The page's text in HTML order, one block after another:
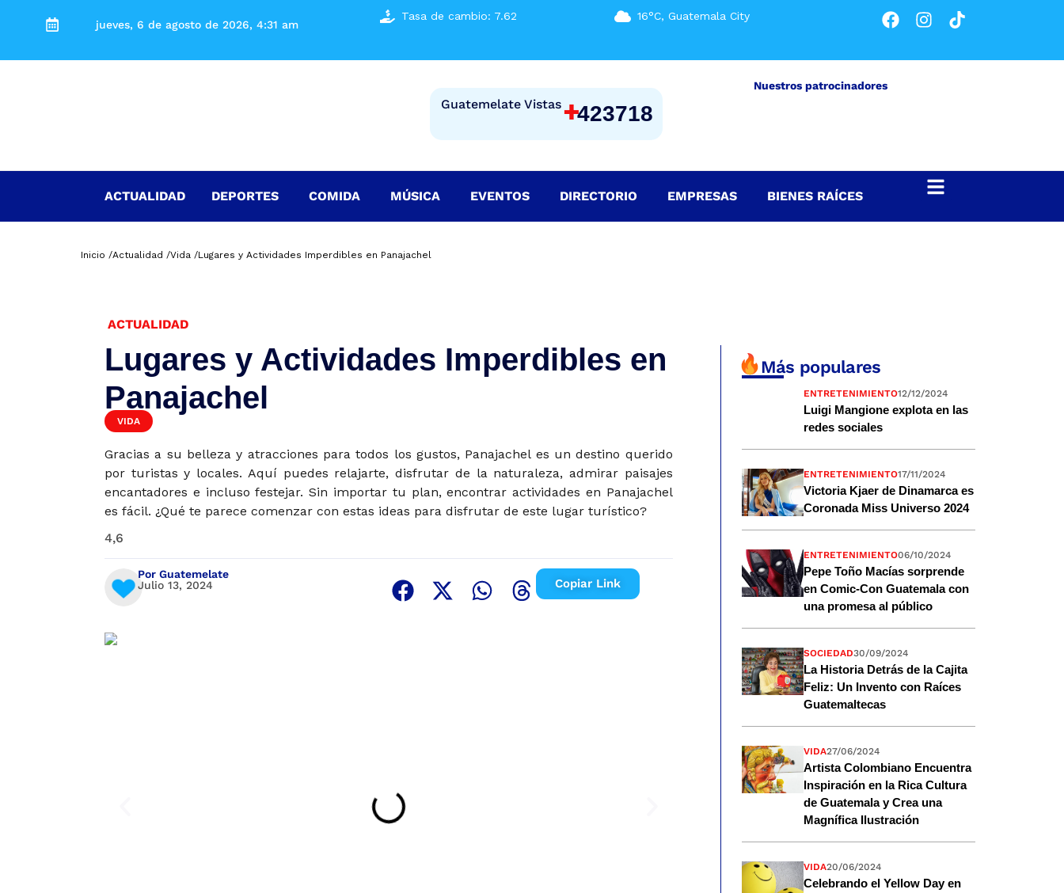
jueves, 6 de agosto de 2026, 4:31 am
Tasa de cambio: 7.62 16°C, Guatemala City
Guatemelate Vistas +423718
Nuestros patrocinadores
ACTUALIDAD DEPORTES COMIDA MÚSICA EVENTOS DIRECTORIO EMPRESAS BIENES RAÍCES
Inicio /Actualidad /Vida /Lugares y Actividades Imperdibles en Panajachel
ACTUALIDAD
Lugares y Actividades Imperdibles en
Panajachel
VIDA
Gracias a su belleza y atracciones para todos los gustos, Panajachel es un destino querido
por turistas y locales. Aquí puedes relajarte, disfrutar de la naturaleza, admirar paisajes
encantadores e incluso festejar. Sin importar tu plan, encontrar actividades en Panajachel
es fácil. ¿Qué te parece comenzar con estas ideas para disfrutar de este lugar turístico?
4,6
Por Guatemelate
Julio 13, 2024
Copiar Link
Más populares
ENTRETENIMIENTO12/12/2024
Luigi Mangione explota en las
redes sociales
ENTRETENIMIENTO17/11/2024
Victoria Kjaer de Dinamarca es
Coronada Miss Universo 2024
ENTRETENIMIENTO06/10/2024
Pepe Toño Macías sorprende
en Comic-Con Guatemala con
una promesa al público
SOCIEDAD30/09/2024
La Historia Detrás de la Cajita
Feliz: Un Invento con Raíces
Guatemaltecas
VIDA27/06/2024
Artista Colombiano Encuentra
Inspiración en la Rica Cultura
de Guatemala y Crea una
Magnífica Ilustración
VIDA20/06/2024
Celebrando el Yellow Day en